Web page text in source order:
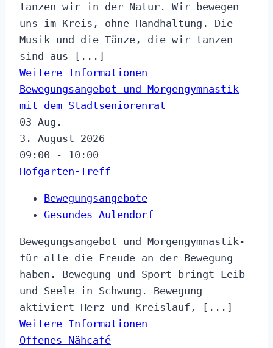
tanzen wir in der Natur. Wir bewegen
uns im Kreis, ohne Handhaltung. Die
Musik und die Tänze, die wir tanzen
sind aus [...]
Weitere Informationen
Bewegungsangebot und Morgengymnastik
mit dem Stadtseniorenrat
03 Aug.
3. August 2026
09:00 - 10:00
Hofgarten-Treff
Bewegungsangebote
Gesundes Aulendorf
Bewegungsangebot und Morgengymnastik-
für alle die Freude an der Bewegung
haben. Bewegung und Sport bringt Leib
und Seele in Schwung. Bewegung
aktiviert Herz und Kreislauf, [...]
Weitere Informationen
Offenes Nähcafé